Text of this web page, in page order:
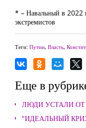
* – Навальный в 2022
экстремистов
Теги: Путин, Власть,
Еще в
ЛЮДИ УСТАЛИ ОТ
"ИДЕАЛЬНЫЙ